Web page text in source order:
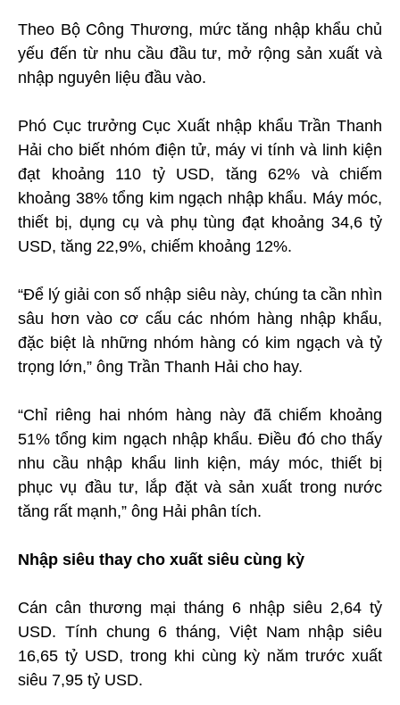
Theo Bộ Công Thương, mức tăng nhập khẩu chủ
yếu đến từ nhu cầu đầu tư, mở rộng sản xuất và
nhập nguyên liệu đầu vào.
Phó Cục trưởng Cục Xuất nhập khẩu Trần Thanh
Hải cho biết nhóm điện tử, máy vi tính và linh kiện
đạt khoảng 110 tỷ USD, tăng 62% và chiếm
khoảng 38% tổng kim ngạch nhập khẩu. Máy móc,
thiết bị, dụng cụ và phụ tùng đạt khoảng 34,6 tỷ
USD, tăng 22,9%, chiếm khoảng 12%.
“Để lý giải con số nhập siêu này, chúng ta cần nhìn
sâu hơn vào cơ cấu các nhóm hàng nhập khẩu,
đặc biệt là những nhóm hàng có kim ngạch và tỷ
trọng lớn,” ông Trần Thanh Hải cho hay.
“Chỉ riêng hai nhóm hàng này đã chiếm khoảng
51% tổng kim ngạch nhập khẩu. Điều đó cho thấy
nhu cầu nhập khẩu linh kiện, máy móc, thiết bị
phục vụ đầu tư, lắp đặt và sản xuất trong nước
tăng rất mạnh,” ông Hải phân tích.
Nhập siêu thay cho xuất siêu cùng kỳ
Cán cân thương mại tháng 6 nhập siêu 2,64 tỷ
USD. Tính chung 6 tháng, Việt Nam nhập siêu
16,65 tỷ USD, trong khi cùng kỳ năm trước xuất
siêu 7,95 tỷ USD.